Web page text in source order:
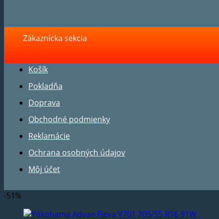
Košík
Doprava
-51%
Yokohama Advan Fleva V701